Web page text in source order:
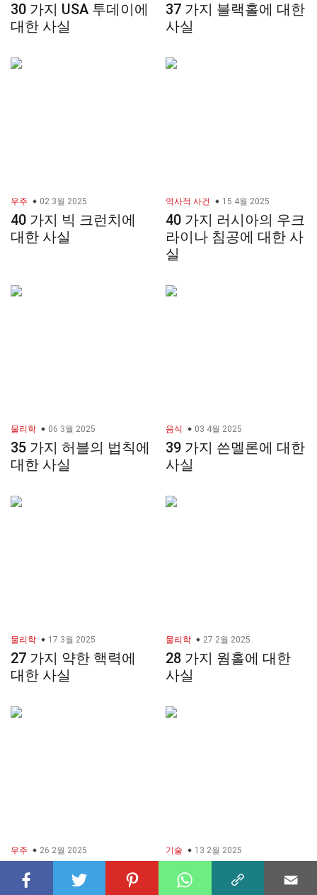
30 가지 USA 투데이에
대한 사실
37 가지 블랙홀에 대한
사실
우주 02 3월 2025
40 가지 빅 크런치에
대한 사실
역사적 사건 15 4월 2025
40 가지 러시아의 우크
라이나 침공에 대한 사
실
물리학 06 3월 2025
35 가지 허블의 법칙에
대한 사실
음식 03 4월 2025
39 가지 쓴멜론에 대한
사실
물리학 17 3월 2025
27 가지 약한 핵력에
대한 사실
물리학 27 2월 2025
28 가지 웜홀에 대한
사실
우주 26 2월 2025
35 가지 슈퍼클러스터
에 대한 사실
기술 13 2월 2025
31 가지 로봇 프로세스
자동화에 대한 사실